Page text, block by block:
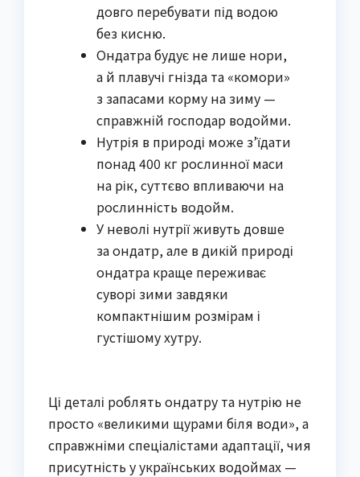
довго перебувати під водою
без кисню.
Ондатра будує не лише нори,
а й плавучі гнізда та «комори»
з запасами корму на зиму —
справжній господар водойми.
Нутрія в природі може з’їдати
понад 400 кг рослинної маси
на рік, суттєво впливаючи на
рослинність водойм.
У неволі нутрії живуть довше
за ондатр, але в дикій природі
ондатра краще переживає
суворі зими завдяки
компактнішим розмірам і
густішому хутру.
Ці деталі роблять ондатру та нутрію не
просто «великими щурами біля води», а
справжніми спеціалістами адаптації, чия
присутність у українських водоймах —